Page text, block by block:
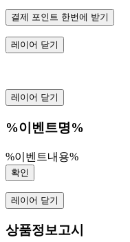
결제 포인트 한번에 받기
레이어 닫기
레이어 닫기
%이벤트명%
%이벤트내용%
확인
레이어 닫기
상품정보고시